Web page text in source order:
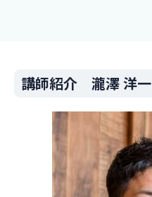
講師紹介 瀧澤 洋一